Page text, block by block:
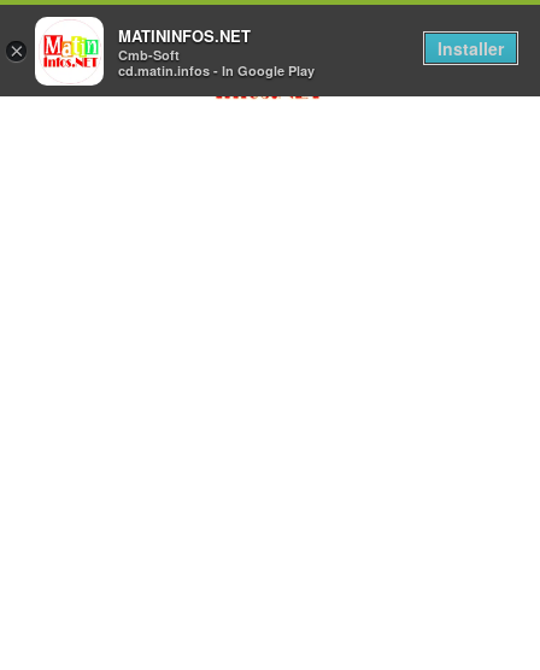
×
MATININFOS.NET
Cmb-Soft
cd.matin.infos - In Google Play
Installer